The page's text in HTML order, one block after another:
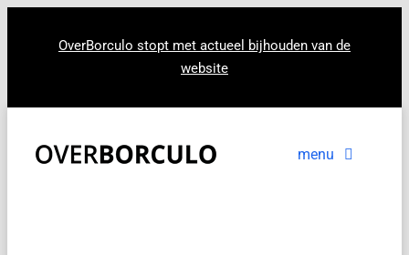
OverBorculo stopt met actueel bijhouden van de
website
menu